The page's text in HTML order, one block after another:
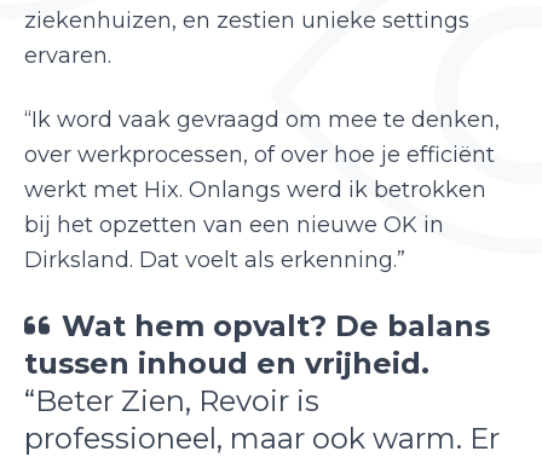
ziekenhuizen, en zestien unieke settings
ervaren.
“Ik word vaak gevraagd om mee te denken,
over werkprocessen, of over hoe je efficiënt
werkt met Hix. Onlangs werd ik betrokken
bij het opzetten van een nieuwe OK in
Dirksland. Dat voelt als erkenning.”
Wat hem opvalt? De balans
tussen inhoud en vrijheid.
“Beter Zien, Revoir is
professioneel, maar ook warm. Er